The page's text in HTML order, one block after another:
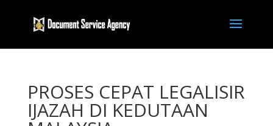
PROSES CEPAT LEGALISIR
IJAZAH DI KEDUTAAN